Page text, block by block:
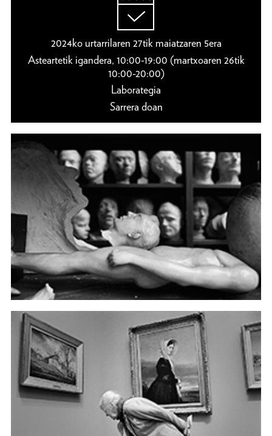
2024ko urtarrilaren 27tik maiatzaren 5era
Asteartetik igandera, 10:00-19:00 (martxoaren 26tik
10:00-20:00)
Laborategia
Sarrera doan